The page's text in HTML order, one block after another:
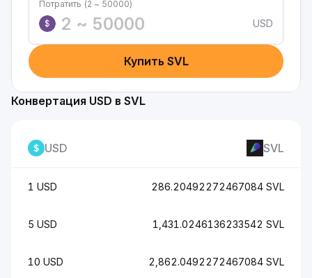
Потратить (2 ~ 50000)
$
USD
Купить SVL
Конвертация USD в SVL
USD SVL
1 USD 286.20492272467084 SVL
5 USD 1,431.0246136233542 SVL
10 USD 2,862.0492272467084 SVL